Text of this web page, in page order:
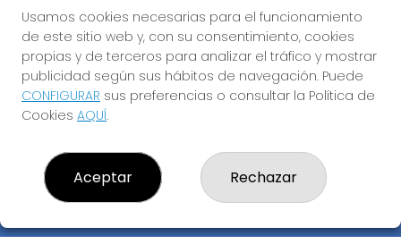
CONTACTO
ADMINISTRACION DE LOTERIAS: 17-CADIZ - RECEPTOR
OFICIAL: 21300
956073495
info@administracionelpelotazo.es
Callejones Cardoso nº12
Cádiz, 11002
Usamos cookies necesarias para el funcionamiento
de este sitio web y, con su consentimiento, cookies
propias y de terceros para analizar el tráfico y mostrar
publicidad según sus hábitos de navegación. Puede
CONFIGURAR sus preferencias o consultar la Política de
Cookies AQUÍ.
Aceptar Rechazar